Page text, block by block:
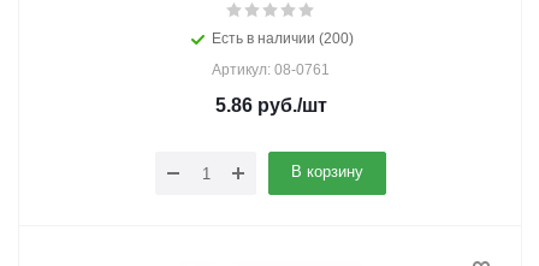
Есть в наличии (200)
Артикул: 08-0761
5.86руб./шт
В корзину